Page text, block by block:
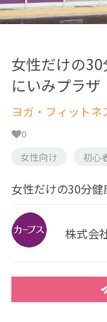
女性だけの
にいみプラザ
ヨガ・フィットネ
0
女性向け
初心
女性だけの30分
株式会